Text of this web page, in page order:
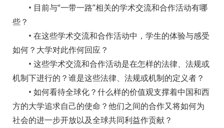
• 目前与“一带一路”相关的学术交流和合作活动有哪
些？
• 在这些学术交流和合作活动中，学生的体验与感受
如何？大学对此作何回应？
• 这些学术交流和合作活动是在怎样的法律、法规或
机制下进行的？谁是这些法律、法规或机制的定义者？
• 如何看待全球化？什么样的价值观支撑着中国和西
方的大学追求自己的使命？他们之间的合作又将如何为
社会的进一步开放以及全球共同利益作贡献？